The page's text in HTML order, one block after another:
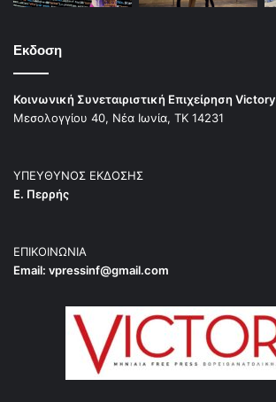
Εκδοση
Κοινωνική Συνεταιριστική Επιχείρηση Victory
Μεσολογγίου 40, Νέα Ιωνία, ΤΚ 14231
ΥΠΕΥΘΥΝΟΣ ΕΚΔΟΣΗΣ
Ε. Περρής
ΕΠΙΚΟΙΝΩΝΙΑ
Email: vpressinf@gmail.com